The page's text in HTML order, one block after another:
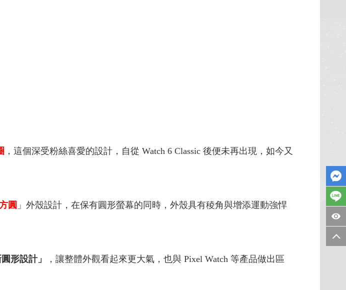
，這個深受粉絲喜愛的設計，自從 Watch 6 Classic 後便未再出現，如今又
圓 」外殼設計，在保有圓形螢幕的同時，外殼具有稜角與增添運動強悍
形設計」
，讓整體外觀看起來更大氣，也與 Pixel Watch 等產品做出區